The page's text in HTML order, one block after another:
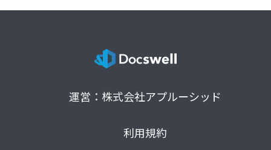
運営：株式会社アプルーシッド
利用規約